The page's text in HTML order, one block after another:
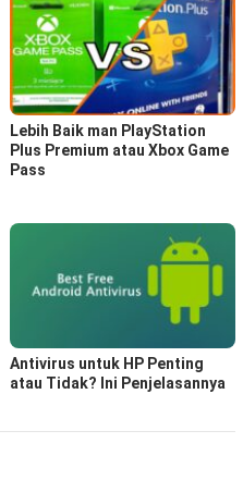
Lebih Baik man PlayStation
Plus Premium atau Xbox Game
Pass
Antivirus untuk HP Penting
atau Tidak? Ini Penjelasannya